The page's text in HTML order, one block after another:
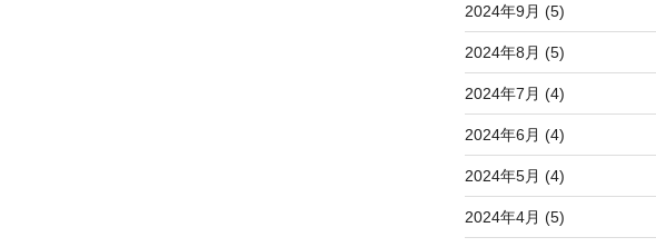
2024年9月 (5)
2024年8月 (5)
2024年7月 (4)
2024年6月 (4)
2024年5月 (4)
2024年4月 (5)